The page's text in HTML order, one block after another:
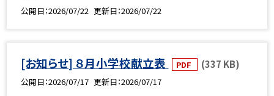
公開日 2026/07/22 更新日 2026/07/22
[お知らせ] ８月小学校献立表 PDF (337 KB)
公開日 2026/07/17 更新日 2026/07/17